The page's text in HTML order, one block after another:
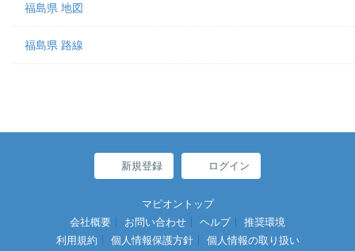
福島県 地図
福島県 路線
新規登録 ログイン
マピオントップ
会社概要
お問い合わせ ヘルプ
推奨環境
利用規約
個人情報保護方針 個人情報の取り扱い